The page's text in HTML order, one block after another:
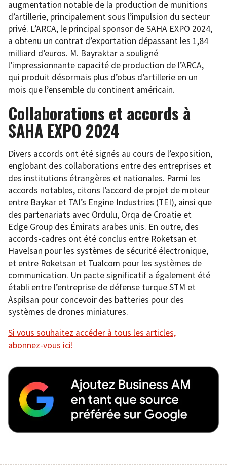
augmentation notable de la production de munitions
d’artillerie, principalement sous l’impulsion du secteur
privé. L’ARCA, le principal sponsor de SAHA EXPO 2024,
a obtenu un contrat d’exportation dépassant les 1,84
milliard d’euros. M. Bayraktar a souligné
l’impressionnante capacité de production de l’ARCA,
qui produit désormais plus d’obus d’artillerie en un
mois que l’ensemble du continent américain.
Collaborations et accords à
SAHA EXPO 2024
Divers accords ont été signés au cours de l’exposition,
englobant des collaborations entre des entreprises et
des institutions étrangères et nationales. Parmi les
accords notables, citons l’accord de projet de moteur
entre Baykar et TAI’s Engine Industries (TEI), ainsi que
des partenariats avec Ordulu, Orqa de Croatie et
Edge Group des Émirats arabes unis. En outre, des
accords-cadres ont été conclus entre Roketsan et
Havelsan pour les systèmes de sécurité électronique,
et entre Roketsan et Tualcom pour les systèmes de
communication. Un pacte significatif a également été
établi entre l’entreprise de défense turque STM et
Aspilsan pour concevoir des batteries pour des
systèmes de drones miniatures.
Si vous souhaitez accéder à tous les articles,
abonnez-vous ici!